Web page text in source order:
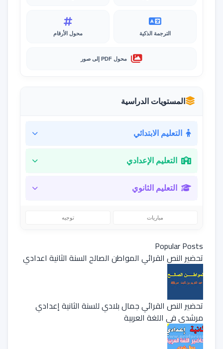
الترجمة الذكية محول الأرقام
محول PDF إلى صور
المستويات الدراسية
التعليم الابتدائي
التعليم الإعدادي
التعليم الثانوي
مباريات توجيه
Popular Posts
تحضير النص القرائي المواطن الصالح السنة الثانية اعدادي
تحضير النص القرائي جمال بلادي للسنة الثانية إعدادي
مرشدي في اللغة العربية